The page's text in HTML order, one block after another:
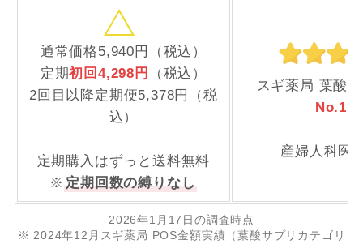
通常価格5,940円（税込）
定期初回4,298円
（税込）
2回目以降定期便5,378円（税
込）
定期購入はずっと送料無料
※定期回数の縛りなし
スギ薬局 葉酸
No.1
産婦人科医
2026年1月17日の調査時点
※ 2024年12月スギ薬局 POS金額実績（葉酸サプリカテゴリ